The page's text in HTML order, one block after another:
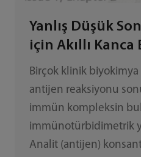
Yanlış Düşük
için Akıllı Kanca
Tanımlama
Birçok klinik
antijen reaksiyonu
immün kompleksin
immünotürbidimetrik
Analit (antijen)